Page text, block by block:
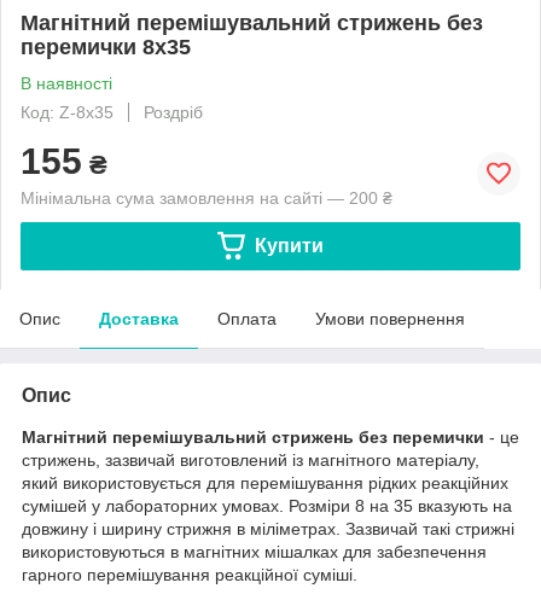
Магнітний перемішувальний стрижень без
перемички 8х35
В наявності
Код: Z-8x35
Роздріб
155 ₴
Мінімальна сума замовлення на сайті — 200 ₴
Купити
Опис Доставка Оплата Умови повернення
Опис
Магнітний перемішувальний стрижень без перемички - це
стрижень, зазвичай виготовлений із магнітного матеріалу,
який використовується для перемішування рідких реакційних
сумішей у лабораторних умовах. Розміри 8 на 35 вказують на
довжину і ширину стрижня в міліметрах. Зазвичай такі стрижні
використовуються в магнітних мішалках для забезпечення
гарного перемішування реакційної суміші.